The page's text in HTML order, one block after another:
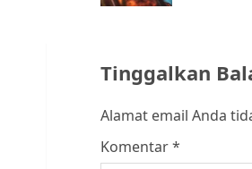
Tinggalkan
Alamat email Anda
Komentar*